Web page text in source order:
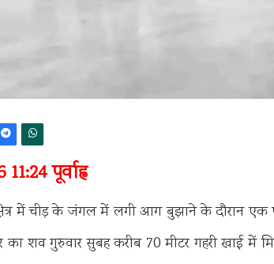
पूर्वाह्न
में चीड़ के जंगल में लगी आग बुझाने के दौरान एक
शव गुरुवार सुबह करीब 70 मीटर गहरी खाई में